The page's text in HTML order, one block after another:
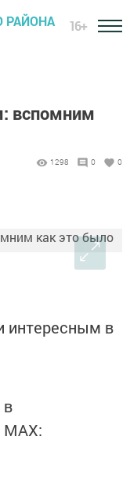
РАЙОНА 16+
вспомним
1298 0 0
интересным в
в
MАХ: